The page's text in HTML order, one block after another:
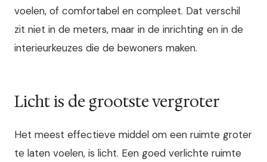
voelen, of comfortabel en compleet. Dat verschil
zit niet in de meters, maar in de inrichting en in de
interieurkeuzes die de bewoners maken.
Licht is de grootste vergroter
Het meest effectieve middel om een ruimte groter
te laten voelen, is licht. Een goed verlichte ruimte